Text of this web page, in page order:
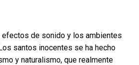
efectos de sonido y los ambientes
santos inocentes se ha hecho
y naturalismo, que realmente